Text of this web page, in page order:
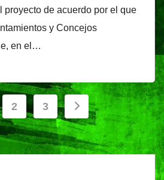
proyecto de acuerdo por el que
y Concejos
en el…
2 3